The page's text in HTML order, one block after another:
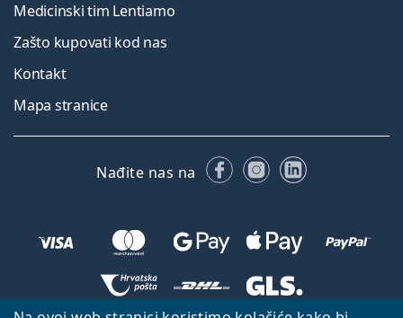
Medicinski tim Lentiamo
Zašto kupovati kod nas
Kontakt
Mapa stranice
Nađite nas na FacebookuInstagramu
LinkedIn